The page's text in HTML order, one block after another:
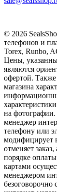
© 2026
телефонов и
Torex, Runbo,
Цены,
являются
офертой.
магазина
на фотографии.
менеджер
телефону или
модифицирует
отменяет
порядке
картами
менеджером
безоговорочно